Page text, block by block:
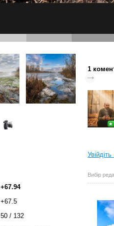
+67.94
+67.5
50 / 132
1
Вибір